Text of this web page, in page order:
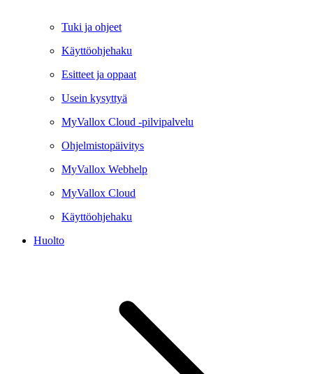
Tuki ja ohjeet
Käyttöohjehaku
Esitteet ja oppaat
Usein kysyttyä
MyVallox Cloud -pilvipalvelu
Ohjelmistopäivitys
MyVallox Webhelp
MyVallox Cloud
Käyttöohjehaku
Huolto